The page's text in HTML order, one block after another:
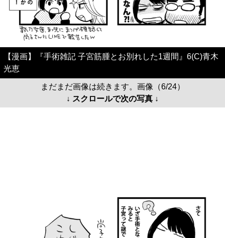
【漫画】『手術雑記 子宮筋腫とお別れした1週間』6(C)青木
光恵
まだまだ画像は続きます。画像（6/24）
↓ スクロールで次の写真 ↓